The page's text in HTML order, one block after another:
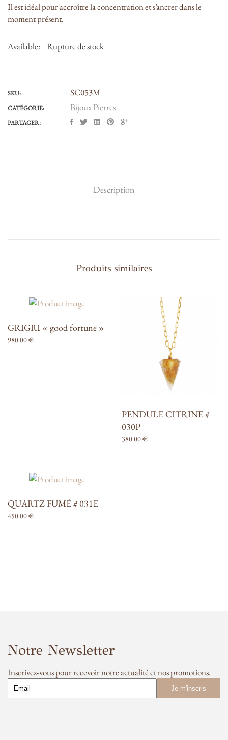
Il est idéal pour accroître la concentration et s’ancrer dans le
moment présent.
Available: Rupture de stock
SKU: SC053M
CATÉGORIE: Bijoux Pierres
PARTAGER:
Description
Produits similaires
GRIGRI « good fortune »
980.00€
PENDULE CITRINE #
030P
380.00€
QUARTZ FUMÉ # 031E
450.00€
Notre Newsletter
Inscrivez-vous pour recevoir notre actualité et nos promotions.